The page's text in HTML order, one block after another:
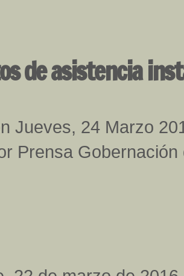
de asistencia
Jueves, 24 Marzo
Prensa Gobernación